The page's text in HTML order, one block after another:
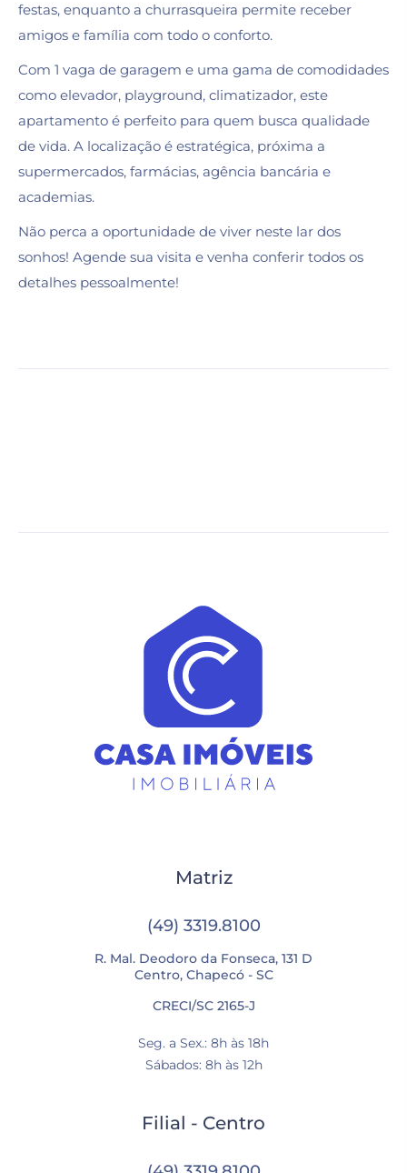
festas, enquanto a churrasqueira permite receber
amigos e família com todo o conforto.
Com 1 vaga de garagem e uma gama de comodidades
como elevador, playground, climatizador, este
apartamento é perfeito para quem busca qualidade
de vida. A localização é estratégica, próxima a
supermercados, farmácias, agência bancária e
academias.
Não perca a oportunidade de viver neste lar dos
sonhos! Agende sua visita e venha conferir todos os
detalhes pessoalmente!
Matriz
(49) 3319.8100
R. Mal. Deodoro da Fonseca, 131 D
Centro, Chapecó - SC
CRECI/SC 2165-J
Seg. a Sex.: 8h às 18h
Sábados: 8h às 12h
Filial - Centro